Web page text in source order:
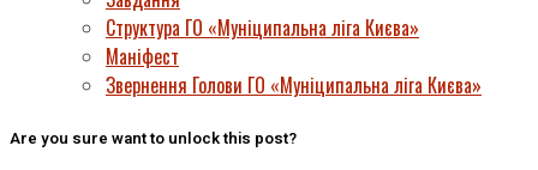
Структура ГО «Муніципальна ліга Києва»
Маніфест
Звернення Голови ГО «Муніципальна ліга Києва»
Are you sure want to unlock this post?